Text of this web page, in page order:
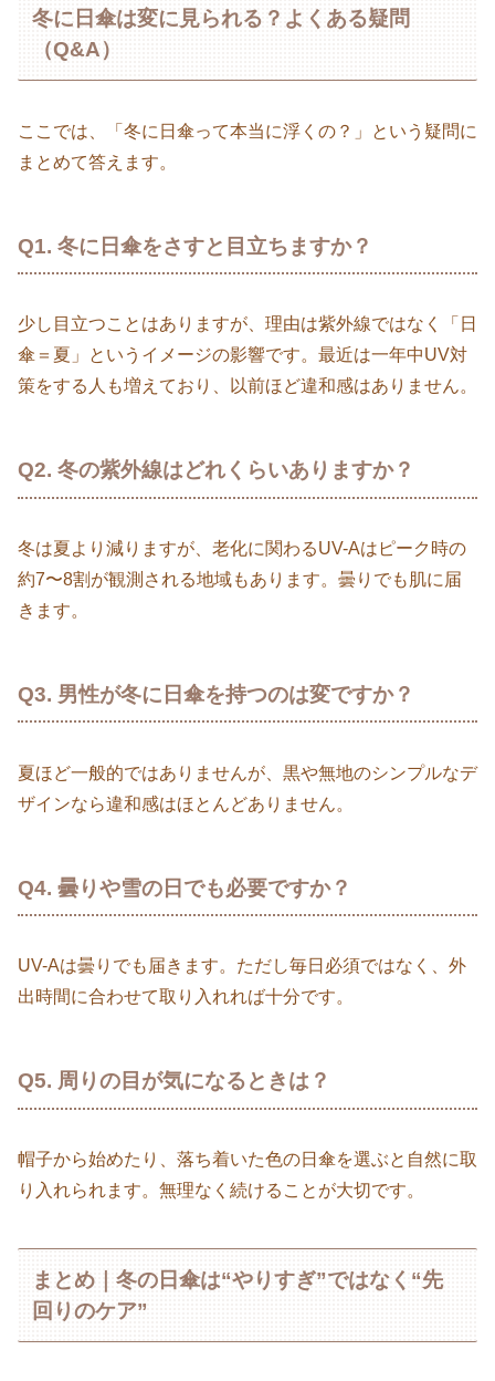
冬に日傘は変に見られる？よくある疑問
（Q&A）
ここでは、「冬に日傘って本当に浮くの？」という疑問に
まとめて答えます。
Q1. 冬に日傘をさすと目立ちますか？
少し目立つことはありますが、理由は紫外線ではなく「日
傘＝夏」というイメージの影響です。最近は一年中UV対
策をする人も増えており、以前ほど違和感はありません。
Q2. 冬の紫外線はどれくらいありますか？
冬は夏より減りますが、老化に関わるUV-Aはピーク時の
約7〜8割が観測される地域もあります。曇りでも肌に届
きます。
Q3. 男性が冬に日傘を持つのは変ですか？
夏ほど一般的ではありませんが、黒や無地のシンプルなデ
ザインなら違和感はほとんどありません。
Q4. 曇りや雪の日でも必要ですか？
UV-Aは曇りでも届きます。ただし毎日必須ではなく、外
出時間に合わせて取り入れれば十分です。
Q5. 周りの目が気になるときは？
帽子から始めたり、落ち着いた色の日傘を選ぶと自然に取
り入れられます。無理なく続けることが大切です。
まとめ｜冬の日傘は“やりすぎ”ではなく“先
回りのケア”